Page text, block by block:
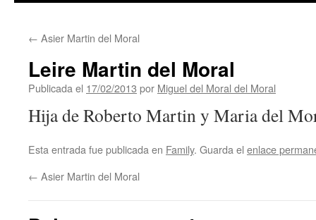
← Asier Martin del Moral
Leire Martin del Moral
Publicada el 17/02/2013 por Miguel del Moral del Moral
Hija de Roberto Martin y Maria del
Esta entrada fue publicada en Family. Guarda el enlace
← Asier Martin del Moral